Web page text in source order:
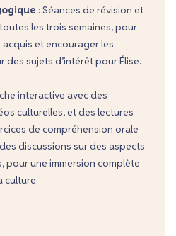
: Séances de révision et
les trois semaines, pour
et encourager les
des sujets d’intérêt pour Élise.
interactive avec des
culturelles, et des lectures
de compréhension orale
discussions sur des aspects
pour une immersion complète
culture.